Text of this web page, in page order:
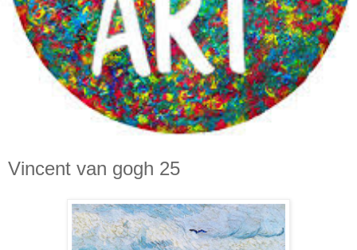
Vincent van gogh 25